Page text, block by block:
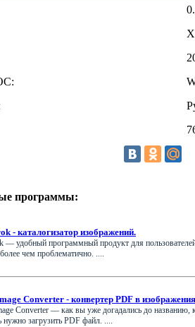
программы:
- каталогизатор изображений.
— удобный программный продукт для
чем проблематично. ....
Converter - конвертер PDF в
Converter — как вы уже догадались до названию,
загрузить PDF файл. ....